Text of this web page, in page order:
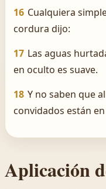
16 Cualquiera
cordura dijo:
17 Las aguas
en oculto es suave.
18 Y no saben que
convidados están
Aplicación